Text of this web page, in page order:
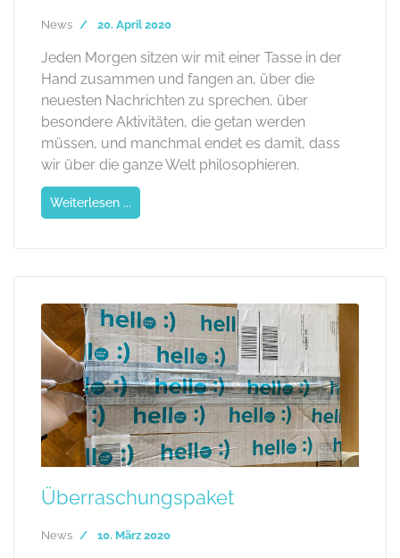
News 20. April 2020
Jeden Morgen sitzen wir mit einer Tasse in der
Hand zusammen und fangen an, über die
neuesten Nachrichten zu sprechen, über
besondere Aktivitäten, die getan werden
müssen, und manchmal endet es damit, dass
wir über die ganze Welt philosophieren.
Weiterlesen ...
Überraschungspaket
News 10. März 2020